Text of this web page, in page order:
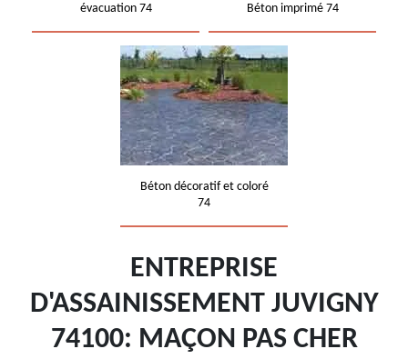
évacuation 74
Béton imprimé 74
Béton décoratif et coloré
74
ENTREPRISE
D'ASSAINISSEMENT JUVIGNY
74100: MAÇON PAS CHER